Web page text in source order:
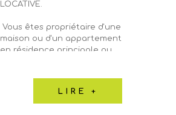
LOCATIVE.
Vous êtes propriétaire d'une
maison ou d'un appartement
en résidence principale ou
sur PONTIVY et sa région et
LIRE +